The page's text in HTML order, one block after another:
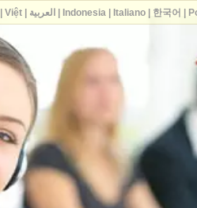
Việt| العربية Indonesia| Italiano| 한국어